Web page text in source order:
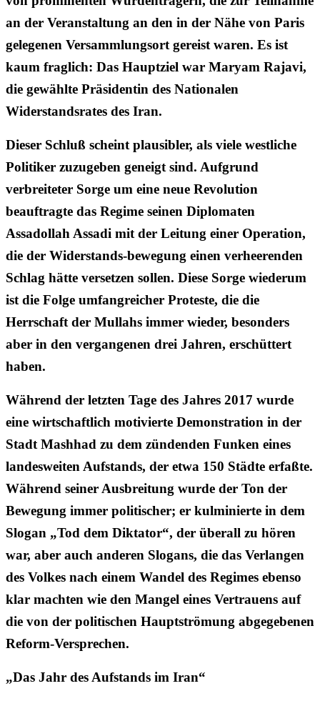
an der Veranstaltung an den in der Nähe von Paris
gelegenen Versammlungsort gereist waren. Es ist
kaum fraglich: Das Hauptziel war Maryam Rajavi,
die gewählte Präsidentin des Nationalen
Widerstandsrates des Iran.
Dieser Schluß scheint plausibler, als viele westliche
Politiker zuzugeben geneigt sind. Aufgrund
verbreiteter Sorge um eine neue Revolution
beauftragte das Regime seinen Diplomaten
Assadollah Assadi mit der Leitung einer Operation,
die der Widerstands-bewegung einen verheerenden
Schlag hätte versetzen sollen. Diese Sorge wiederum
ist die Folge umfangreicher Proteste, die die
Herrschaft der Mullahs immer wieder, besonders
aber in den vergangenen drei Jahren, erschüttert
haben.
Während der letzten Tage des Jahres 2017 wurde
eine wirtschaftlich motivierte Demonstration in der
Stadt Mashhad zu dem zündenden Funken eines
landesweiten Aufstands, der etwa 150 Städte erfaßte.
Während seiner Ausbreitung wurde der Ton der
Bewegung immer politischer; er kulminierte in dem
Slogan „Tod dem Diktator“, der überall zu hören
war, aber auch anderen Slogans, die das Verlangen
des Volkes nach einem Wandel des Regimes ebenso
klar machten wie den Mangel eines Vertrauens auf
die von der politischen Hauptströmung abgegebenen
Reform-Versprechen.
„Das Jahr des Aufstands im Iran“